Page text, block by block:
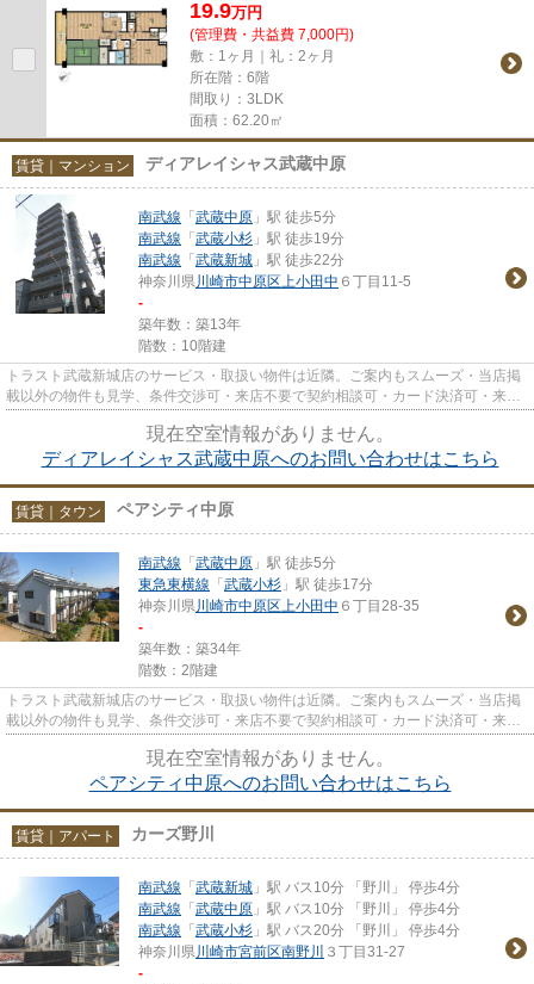
19.9万円
(管理費・共益費 7,000円)
敷：1ヶ月｜礼：2ヶ月
所在階：6階
間取り：3LDK
面積：62.20㎡
賃貸｜マンション ディアレイシャス武蔵中原
南武線 「武蔵中原 」駅 徒歩5分
南武線 「武蔵小杉 」駅 徒歩19分
南武線 「武蔵新城 」駅 徒歩22分
神奈川県川崎市中原区上小田中 ６丁目11-5
-
築年数：築13年
階数：10階建
トラスト武蔵新城店のサービス・取扱い物件は近隣。ご案内もスムーズ・当店掲
載以外の物件も見学、条件交渉可・来店不要で契約相談可・カード決済可・来店
時無料駐車場有（要電話予約...
現在空室情報がありません。
ディアレイシャス武蔵中原へのお問い合わせはこちら
賃貸｜タウン ペアシティ中原
南武線 「武蔵中原 」駅 徒歩5分
東急東横線 「武蔵小杉 」駅 徒歩17分
神奈川県川崎市中原区上小田中 ６丁目28-35
-
築年数：築34年
階数：2階建
トラスト武蔵新城店のサービス・取扱い物件は近隣。ご案内もスムーズ・当店掲
載以外の物件も見学、条件交渉可・来店不要で契約相談可・カード決済可・来店
時無料駐車場有（要電話予約...
現在空室情報がありません。
ペアシティ中原へのお問い合わせはこちら
賃貸｜アパート カーズ野川
南武線 「武蔵新城 」駅 バス10分 「野川」 停歩4分
南武線 「武蔵中原 」駅 バス10分 「野川」 停歩4分
南武線 「武蔵小杉 」駅 バス20分 「野川」 停歩4分
神奈川県川崎市宮前区南野川 ３丁目31-27
-